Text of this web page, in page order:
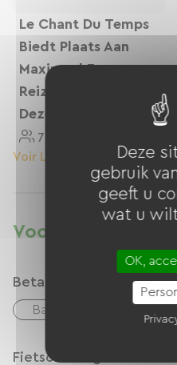
Le Chant Du Temps
Biedt Plaats Aan
Maximaal 7
Reizigers Uit
Dezelfde Groep.
7 Personnes
Voir Le Logement
Voorzieningen
Betaalmethoden
Bankkaart
Fietsontvangstservice
Deze
gebruik
geeft u
wat u
OK,